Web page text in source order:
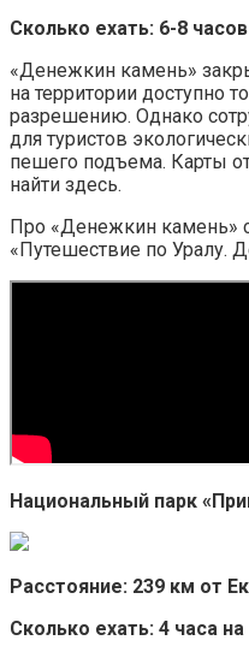
Сколько ехать: 6-8
«Денежкин камень»
на территории доступно
разрешению. Однако
для туристов
пешего подъема. Карты
найти здесь.
Про «Денежкин камень»
«Путешествие по Уралу.
Национальный парк
Расстояние: 239 км от
Сколько ехать: 4 часа